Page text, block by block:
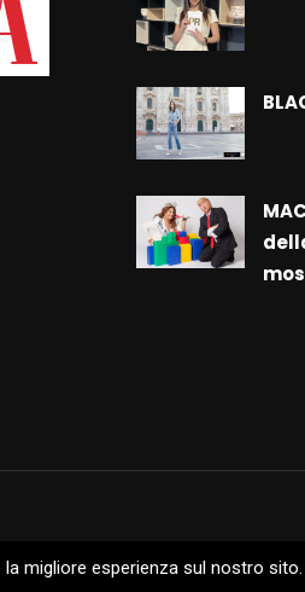
migliore esperienza sul nostro